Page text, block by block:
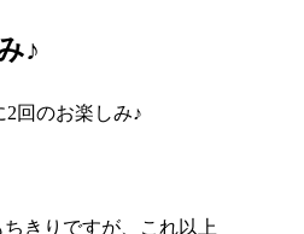
♪
2回のお楽しみ♪
きりですが、これ以上